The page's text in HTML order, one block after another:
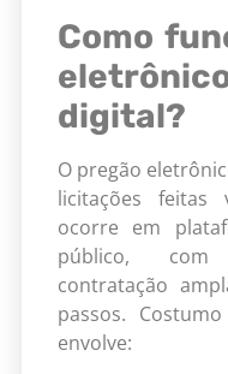
Como
digital?
O pregão
licitações feitas
ocorre em
público, com
contratação
passos.
envolve: